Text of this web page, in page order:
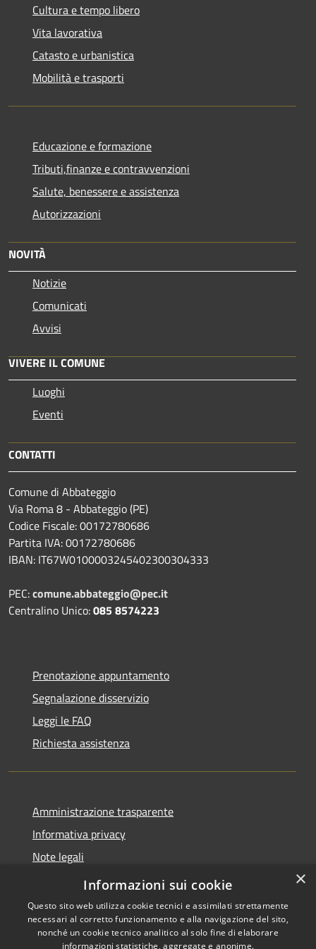
Cultura e tempo libero
Vita lavorativa
Catasto e urbanistica
Mobilità e trasporti
Educazione e formazione
Tributi,finanze e contravvenzioni
Salute, benessere e assistenza
Autorizzazioni
NOVITÀ
Notizie
Comunicati
Avvisi
VIVERE IL COMUNE
Luoghi
Eventi
CONTATTI
Comune di Abbateggio
Via Roma 8 - Abbateggio (PE)
Codice Fiscale: 00172780686
Partita IVA: 00172780686
IBAN: IT67W0100003245402300304333
PEC:comune.abbateggio@pec.it
Centralino Unico:085 8574223
Prenotazione appuntamento
Segnalazione disservizio
Leggi le FAQ
Richiesta assistenza
Amministrazione trasparente
Informativa privacy
Note legali
Dichiarazione di accessibilità
×
Informazioni sui cookie
Questo sito web utilizza cookie tecnici e assimilati strettamente
necessari al corretto funzionamento e alla navigazione del sito,
nonché un cookie tecnico analitico al solo fine di elaborare
informazioni statistiche, aggregate e anonime.